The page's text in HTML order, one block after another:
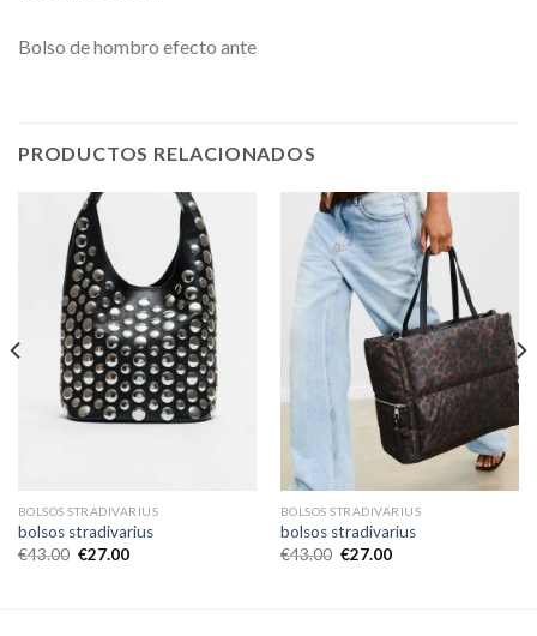
Bolso de hombro efecto ante
PRODUCTOS RELACIONADOS
BOLSOS STRADIVARIUS
bolsos stradivarius
€43.00 €27.00
BOLSOS STRADIVARIUS
bolsos stradivarius
€43.00 €27.00